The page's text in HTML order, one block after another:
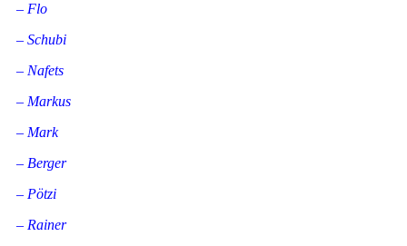
– Flo
– Schubi
– Nafets
– Markus
– Mark
– Berger
– Pötzi
– Rainer